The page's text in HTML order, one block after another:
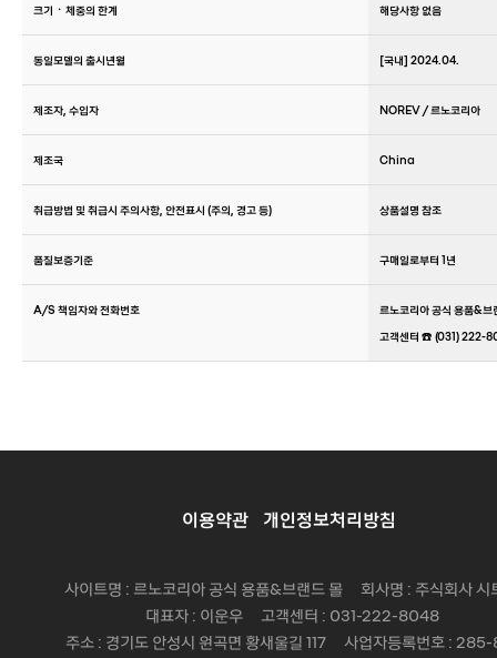
크기ㆍ체중의 한계 해당사항 없음
동일모델의 출시년월 [국내] 2024.04.
제조자, 수입자 NOREV / 르노코리아
제조국 China
취급방법 및 취급시 주의사항, 안전표시 (주의, 경고 등) 상품설명 참조
품질보증기준 구매일로부터 1년
A/S 책임자와 전화번호
르노코리아 공식 용품&브
고객센터 ☎️ (031) 222-
이용약관 개인정보처리방침
사이트명 : 르노코리아 공식 용품&브랜드 몰 회사명 : 주식회사 시
대표자 : 이운우 고객센터 : 031-222-8048
주소 : 경기도 안성시 원곡면 황새울길 117 사업자등록번호 :